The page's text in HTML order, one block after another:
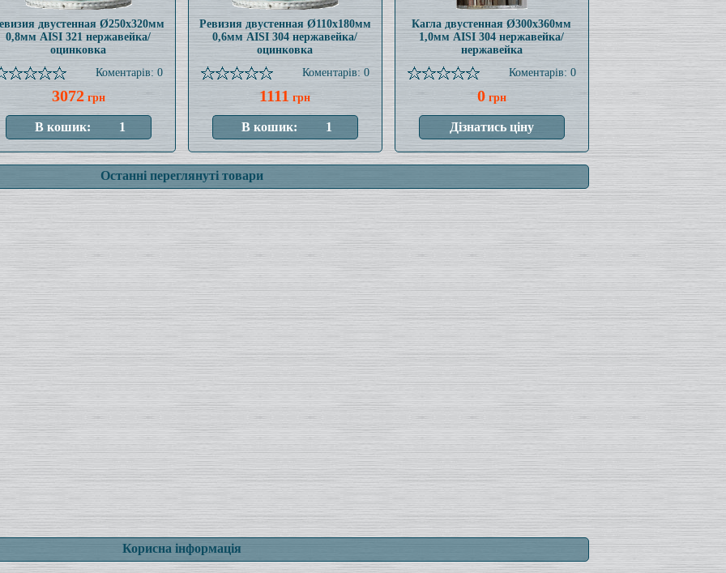
двустенная Ø250x320мм
0,8мм AISI 321 нержавейка/
оцинковка
Коментарів: 0
3072грн
Ревизия двустенная Ø110x180мм
0,6мм AISI 304 нержавейка/
оцинковка
Коментарів: 0
1111 грн
Кагла двустенная Ø300x360мм
1,0мм AISI 304 нержавейка/
нержавейка
Коментарів: 0
0грн
Останні переглянуті товари
Корисна інформація